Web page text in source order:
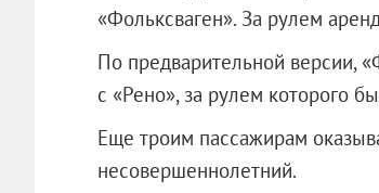
«Фольксваген». За рулем
По предварительной версии,
с «Рено», за рулем которого
Еще троим пассажирам
несовершеннолетний.